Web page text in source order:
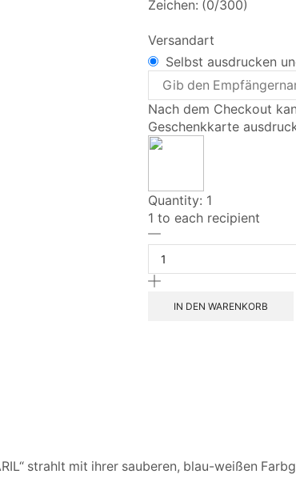
Zeichen: (0/300)
Versandart
Selbst ausdrucken
Nach dem Checkout
Geschenkkarte
Quantity: 1
1 to each recipient
Sunny
refueling
Menge
IN DEN WARENKORB
strahlt mit ihrer sauberen, blau-weißen